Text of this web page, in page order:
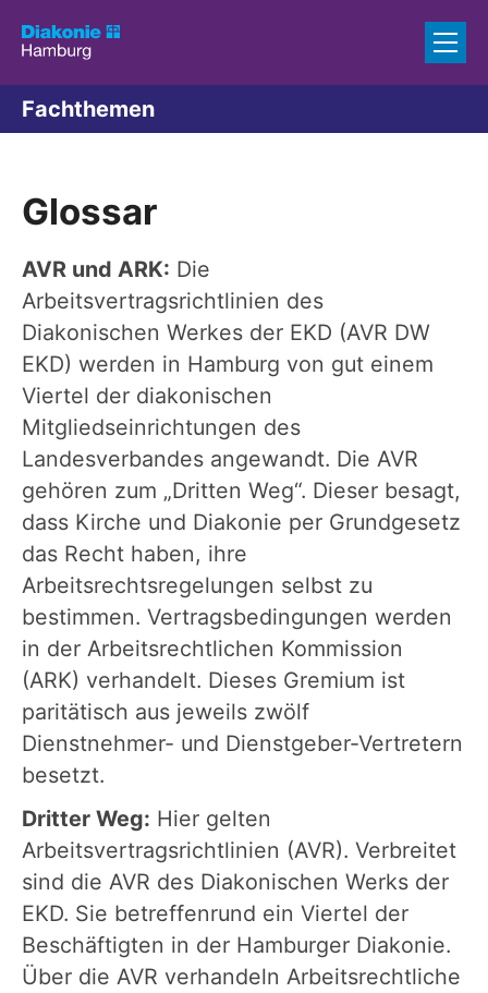
Fachthemen
Glossar
AVR und ARK: Die
Arbeitsvertragsrichtlinien des
Diakonischen Werkes der EKD (AVR DW
EKD) werden in Hamburg von gut einem
Viertel der diakonischen
Mitgliedseinrichtungen des
Landesverbandes angewandt. Die AVR
gehören zum „Dritten Weg“. Dieser besagt,
dass Kirche und Diakonie per Grundgesetz
das Recht haben, ihre
Arbeitsrechtsregelungen selbst zu
bestimmen. Vertragsbedingungen werden
in der Arbeitsrechtlichen Kommission
(ARK) verhandelt. Dieses Gremium ist
paritätisch aus jeweils zwölf
Dienstnehmer- und Dienstgeber-Vertretern
besetzt.
Dritter Weg: Hier gelten
Arbeitsvertragsrichtlinien (AVR). Verbreitet
sind die AVR des Diakonischen Werks der
EKD. Sie betreffenrund ein Viertel der
Beschäftigten in der Hamburger Diakonie.
Über die AVR verhandeln Arbeitsrechtliche